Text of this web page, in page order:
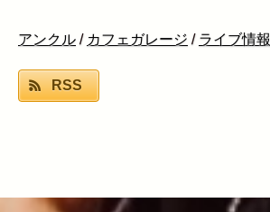
アンクル / カフェガレージ / ライブ情報
RSS